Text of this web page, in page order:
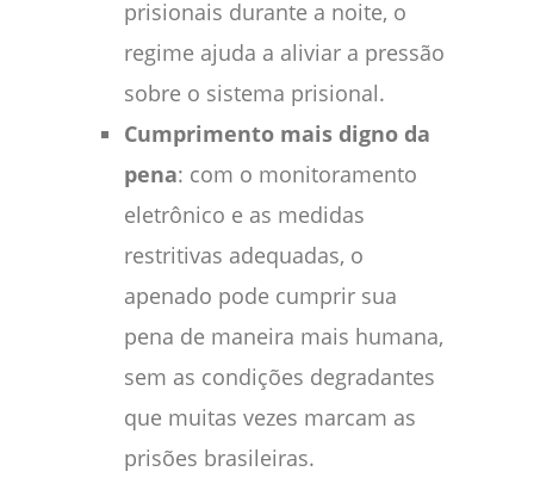
prisionais durante a noite, o
regime ajuda a aliviar a pressão
sobre o sistema prisional.
Cumprimento mais digno da
pena: com o monitoramento
eletrônico e as medidas
restritivas adequadas, o
apenado pode cumprir sua
pena de maneira mais humana,
sem as condições degradantes
que muitas vezes marcam as
prisões brasileiras.